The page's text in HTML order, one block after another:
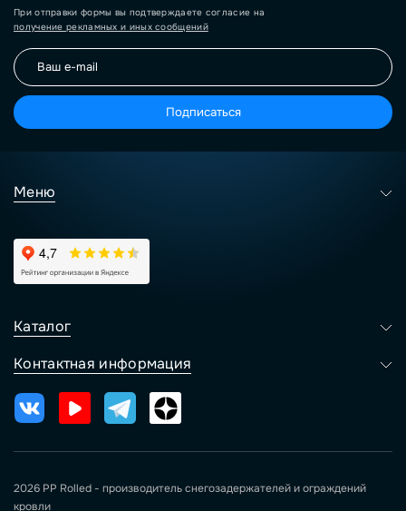
При отправки формы вы подтверждаете согласие на
получение рекламных и иных сообщений
Подписаться
Меню
Каталог
Контактная информация
2026 PP Rolled - производитель снегозадержателей и ограждений
кровли